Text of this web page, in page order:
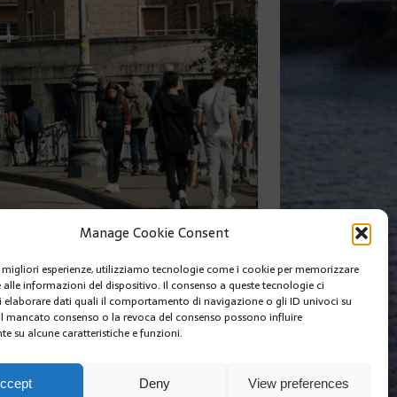
Manage Cookie Consent
migliori esperienze, utilizziamo tecnologie come i cookie per memorizzare
alle informazioni del dispositivo. Il consenso a queste tecnologie ci
elaborare dati quali il comportamento di navigazione o gli ID univoci su
mancato consenso o la revoca del consenso possono influire
su alcune caratteristiche e funzioni.
Deny View preferences
SUIVANT
SIAMO COOKIE POLICY (EU)